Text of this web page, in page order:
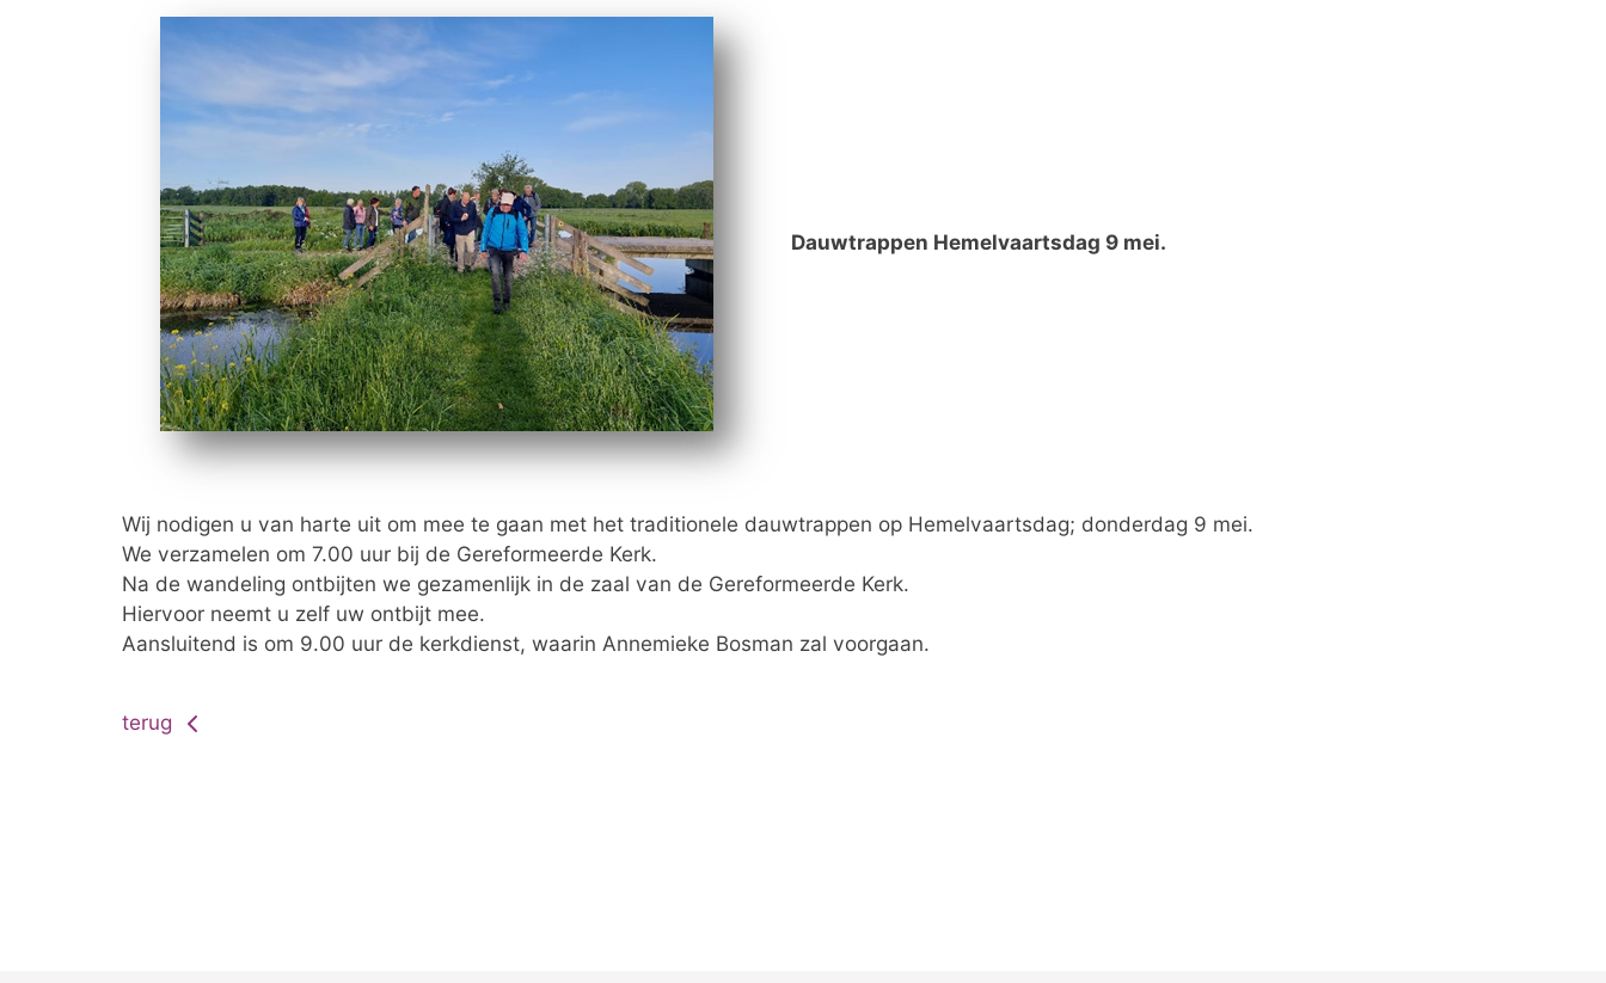
Dauwtrappen Hemelvaartsdag 9 mei.
Wij nodigen u van harte uit om mee te gaan met het traditionele dauwtrappen op Hemelvaartsdag; donderdag 9 mei.
We verzamelen om 7.00 uur bij de Gereformeerde Kerk.
Na de wandeling ontbijten we gezamenlijk in de zaal van de Gereformeerde Kerk.
Hiervoor neemt u zelf uw ontbijt mee.
Aansluitend is om 9.00 uur de kerkdienst, waarin Annemieke Bosman zal voorgaan.
terug